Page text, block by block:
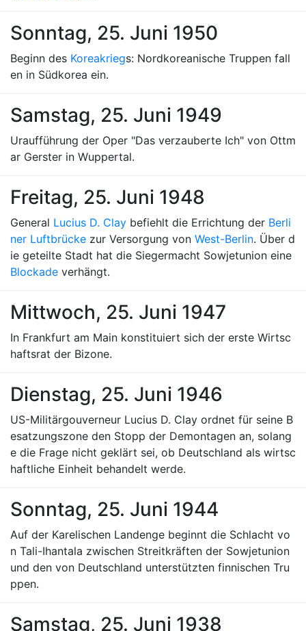
Sonntag, 25. Juni 1950
Beginn des Koreakriegs: Nordkoreanische Truppen fall
en in Südkorea ein.
Samstag, 25. Juni 1949
Uraufführung der Oper "Das verzauberte Ich" von Ottm
ar Gerster in Wuppertal.
Freitag, 25. Juni 1948
General Lucius D. Clay befiehlt die Errichtung der Berli
ner Luftbrücke zur Versorgung von West-Berlin. Über d
ie geteilte Stadt hat die Siegermacht Sowjetunion eine
Blockade verhängt.
Mittwoch, 25. Juni 1947
In Frankfurt am Main konstituiert sich der erste Wirtsc
haftsrat der Bizone.
Dienstag, 25. Juni 1946
US-Militärgouverneur Lucius D. Clay ordnet für seine B
esatzungszone den Stopp der Demontagen an, solang
e die Frage nicht geklärt sei, ob Deutschland als wirtsc
haftliche Einheit behandelt werde.
Sonntag, 25. Juni 1944
Auf der Karelischen Landenge beginnt die Schlacht vo
n Tali-Ihantala zwischen Streitkräften der Sowjetunion
und den von Deutschland unterstützten finnischen Tru
ppen.
Samstag, 25. Juni 1938